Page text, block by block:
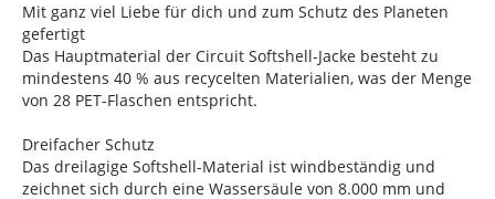
Mit ganz viel Liebe für dich und zum Schutz des Planeten
gefertigt
Das Hauptmaterial der Circuit Softshell-Jacke besteht zu
mindestens 40 % aus recycelten Materialien, was der Menge
von 28 PET-Flaschen entspricht.
Dreifacher Schutz
Das dreilagige Softshell-Material ist windbeständig und
zeichnet sich durch eine Wassersäule von 8.000 mm und